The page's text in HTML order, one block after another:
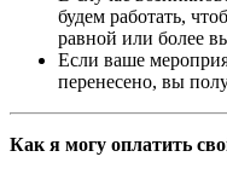
будем работать,
равной или более
Если ваше
перенесено, вы
Как я могу оплатить